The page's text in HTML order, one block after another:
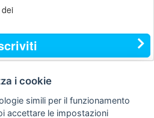
Privacy
policy
legale
i cookie
simili per il funzionamento
accettare le impostazioni